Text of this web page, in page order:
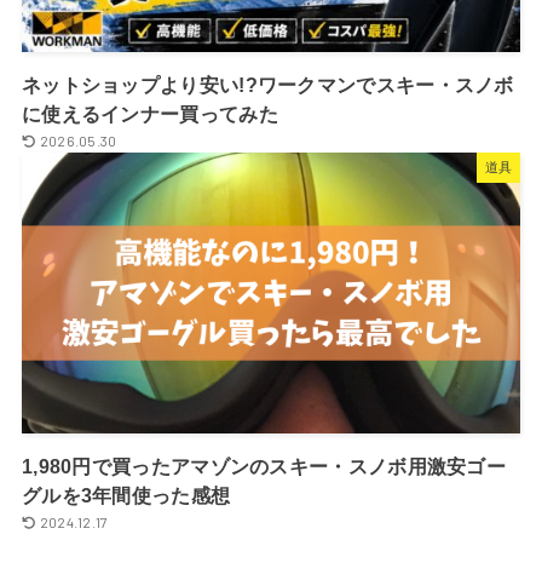
ネットショップより安い!?ワークマンでスキー・スノボ
に使えるインナー買ってみた
2026.05.30
道具
1,980円で買ったアマゾンのスキー・スノボ用激安ゴー
グルを3年間使った感想
2024.12.17